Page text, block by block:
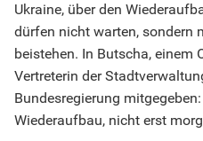
Ukraine, über den
dürfen nicht warten, sondern
beistehen. In Butscha, einem
Vertreterin der
Bundesregierung
Wiederaufbau, nicht erst